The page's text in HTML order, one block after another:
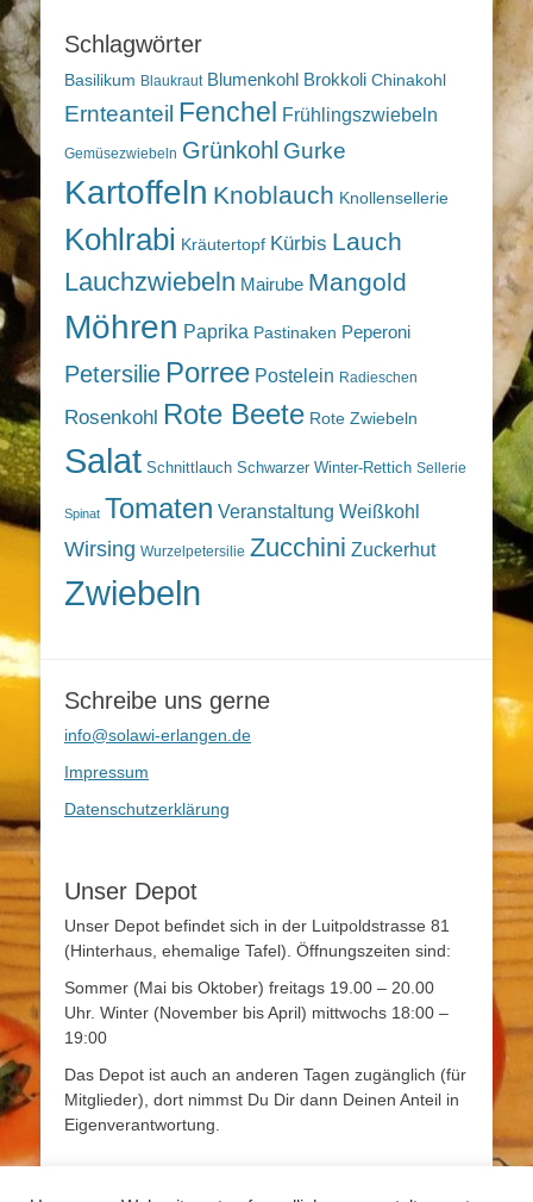
Schlagwörter
Basilikum Blaukraut Blumenkohl Brokkoli Chinakohl
Ernteanteil Fenchel Frühlingszwiebeln
Gemüsezwiebeln Grünkohl Gurke
Kartoffeln Knoblauch Knollensellerie
Kohlrabi Kräutertopf Kürbis Lauch
Lauchzwiebeln Mairube Mangold
Möhren Paprika Pastinaken Peperoni
Petersilie Porree Postelein Radieschen
Rosenkohl Rote Beete Rote Zwiebeln
Salat Schnittlauch Schwarzer Winter-Rettich Sellerie
Spinat Tomaten Veranstaltung Weißkohl
Wirsing Wurzelpetersilie Zucchini Zuckerhut
Zwiebeln
Schreibe uns gerne
info@solawi-erlangen.de
Impressum
Datenschutzerklärung
Unser Depot
Unser Depot befindet sich in der Luitpoldstrasse 81
(Hinterhaus, ehemalige Tafel). Öffnungszeiten sind:
Sommer (Mai bis Oktober) freitags 19.00 – 20.00
Uhr. Winter (November bis April) mittwochs 18:00 –
19:00
Das Depot ist auch an anderen Tagen zugänglich (für
Mitglieder), dort nimmst Du Dir dann Deinen Anteil in
Eigenverantwortung.